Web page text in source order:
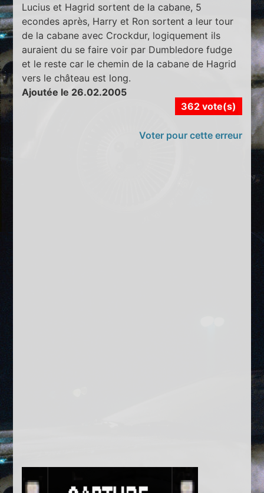
Lucius et Hagrid sortent de la cabane, 5
econdes après, Harry et Ron sortent a leur tour
de la cabane avec Crockdur, logiquement ils
auraient du se faire voir par Dumbledore fudge
et le reste car le chemin de la cabane de Hagrid
vers le château est long.
Ajoutée le 26.02.2005
362 vote(s)
Voter pour cette erreur